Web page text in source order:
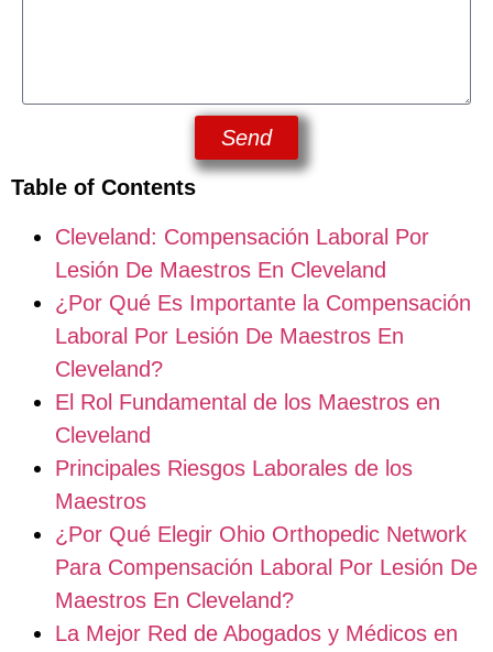
Send
Table of Contents
Cleveland: Compensación Laboral Por
Lesión De Maestros En Cleveland
¿Por Qué Es Importante la Compensación
Laboral Por Lesión De Maestros En
Cleveland?
El Rol Fundamental de los Maestros en
Cleveland
Principales Riesgos Laborales de los
Maestros
¿Por Qué Elegir Ohio Orthopedic Network
Para Compensación Laboral Por Lesión De
Maestros En Cleveland?
La Mejor Red de Abogados y Médicos en